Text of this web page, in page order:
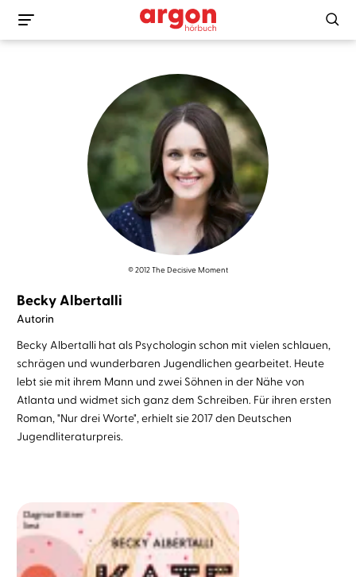
© 2012 The Decisive Moment
Becky Albertalli
Autorin
Becky Albertalli hat als Psychologin schon mit vielen schlauen,
schrägen und wunderbaren Jugendlichen gearbeitet. Heute
lebt sie mit ihrem Mann und zwei Söhnen in der Nähe von
Atlanta und widmet sich ganz dem Schreiben. Für ihren ersten
Roman, "Nur drei Worte", erhielt sie 2017 den Deutschen
Jugendliteraturpreis.